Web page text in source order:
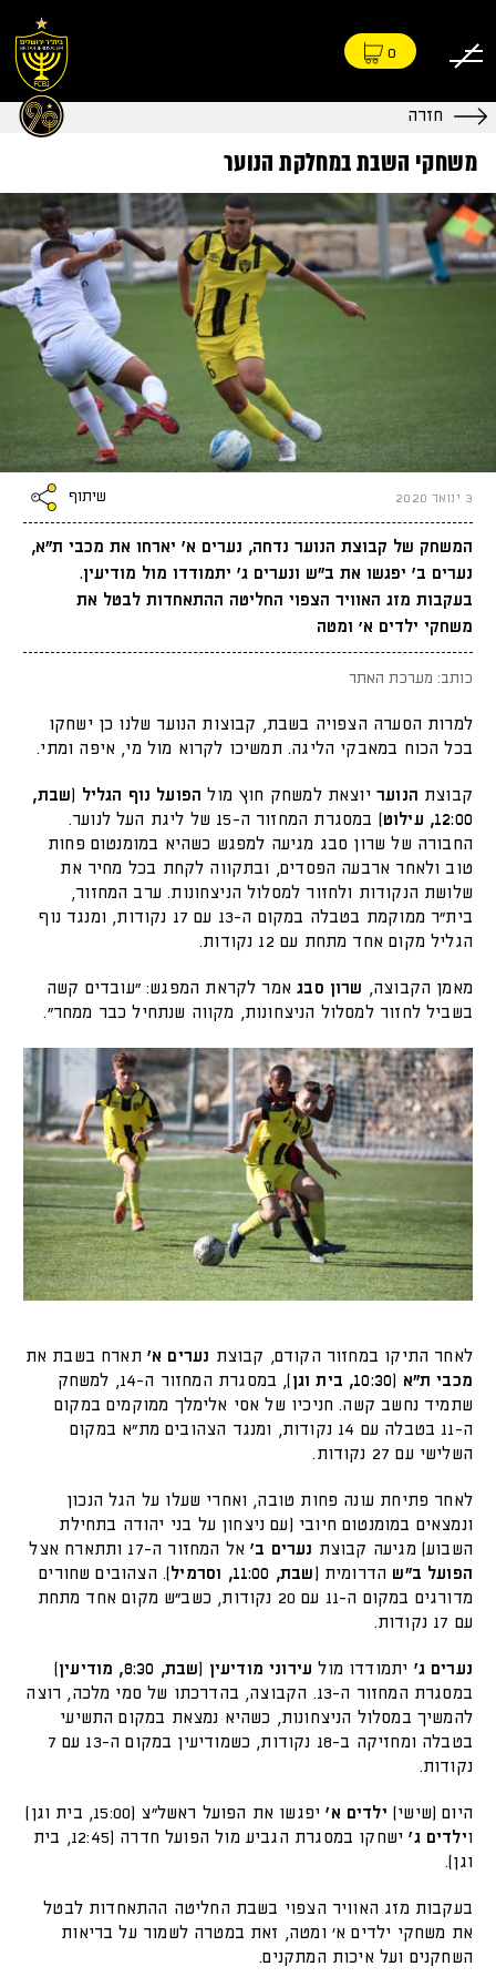
0
חזרה
משחקי השבת במחלקת הנוער
3 ינואר 2020 שיתוף
המשחק של קבוצת הנוער נדחה, נערים א' יארחו את מכבי ת"א,
נערים ב' יפגשו את ב"ש ונערים ג' יתמודדו מול מודיעין.
בעקבות מזג האוויר הצפוי החליטה ההתאחדות לבטל את
משחקי ילדים א׳ ומטה
כותב: מערכת האתר
למרות הסערה הצפויה בשבת, קבוצות הנוער שלנו כן ישחקו
בכל הכוח במאבקי הליגה. תמשיכו לקרוא מול מי, איפה ומתי.
קבוצת הנוער יוצאת למשחק חוץ מול הפועל נוף הגליל (שבת,
12:00, עילוט)
במסגרת המחזור ה-15 של ליגת העל לנוער.
החבורה של שרון סבג מגיעה למפגש כשהיא במומנטום פחות
טוב ולאחר ארבעה הפסדים, ובתקווה לקחת בכל מחיר את
שלושת הנקודות ולחזור למסלול הניצחונות. ערב המחזור,
בית"ר ממוקמת בטבלה במקום ה-13 עם 17 נקודות, ומנגד נוף
הגליל מקום אחד מתחת עם 12 נקודות.
מאמן הקבוצה, שרון סבגאמר לקראת המפגש: "עובדים קשה
בשביל לחזור למסלול הניצחונות, מקווה שנתחיל כבר ממחר".
לאחר התיקו במחזור הקודם, קבוצת נערים א' תארח בשבת את
מכבי ת"א (10:30, בית וגן)
, במסגרת המחזור ה-14, למשחק
שתמיד נחשב קשה. חניכיו של אסי אלימלך ממוקמים במקום
ה-11 בטבלה עם 14 נקודות, ומנגד הצהובים מת"א במקום
השלישי עם 27 נקודות.
לאחר פתיחת עונה פחות טובה, ואחרי שעלו על הגל הנכון
ונמצאים במומנטום חיובי (עם ניצחון על בני יהודה בתחילת
השבוע) מגיעה קבוצת נערים ב'אל המחזור ה-17 ותתארח אצל
הפועל ב"ש הדרומית (שבת, 11:00, וסרמיל)
. הצהובים שחורים
מדורגים במקום ה-11 עם 20 נקודות, כשב"ש מקום אחד מתחת
עם 17 נקודות.
נערים ג' יתמודדו מול עירוני מודיעין (שבת, 8:30, מודיעין)
במסגרת המחזור ה-13. הקבוצה, בהדרכתו של סמי מלכה, רוצה
להמשיך במסלול הניצחונות, כשהיא נמצאת במקום התשיעי
בטבלה ומחזיקה ב-18 נקודות, כשמודיעין במקום ה-13 עם 7
נקודות.
היום (שישי) ילדים א'
יפגשו את הפועל ראשל"צ (15:00, בית וגן)
וילדים ג'
ישחקו במסגרת הגביע מול הפועל חדרה (12:45, בית
וגן).
בעקבות מזג האוויר הצפוי בשבת החליטה ההתאחדות לבטל
את משחקי ילדים א׳ ומטה, זאת במטרה לשמור על בריאות
השחקנים ועל איכות המתקנים.